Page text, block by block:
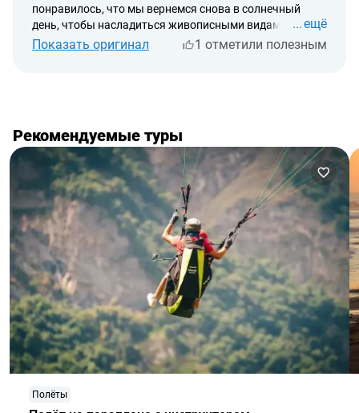
понравилось, что мы вернемся снова в солнечный
день, чтобы насладиться живописными видами
ещё
Показать оригинал
1 отметили полезным
Рекомендуемые туры
Полёты